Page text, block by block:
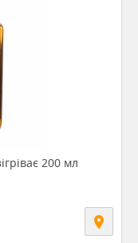
200 мл